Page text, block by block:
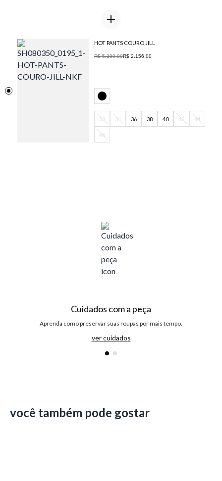
HOT PANTS COURO JILL
R$ 5.390,00R$ 2.156,00
32 34 36 38 40 42 44
46
Cuidados com a peça
Aprenda como preservar suas roupas por mais tempo.
ver cuidados
você também pode gostar